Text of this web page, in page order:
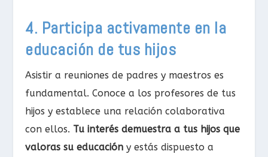
4. Participa activamente en la
educación de tus hijos
Asistir a reuniones de padres y maestros es
fundamental. Conoce a los profesores de tus
hijos y establece una relación colaborativa
con ellos. Tu interés demuestra a tus hijos que
valoras su educacióny estás dispuesto a